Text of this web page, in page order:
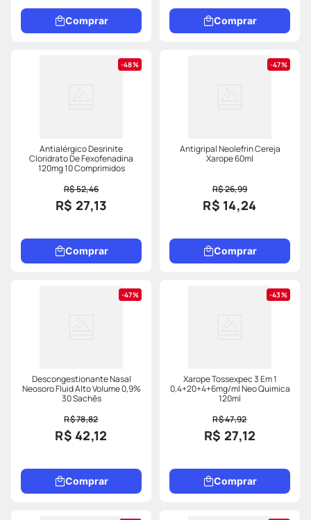
Comprar Comprar
48%
Antialérgico Desrinite
Cloridrato De Fexofenadina
120mg 10 Comprimidos
R$ 52,46
R$ 27,13
Comprar
47%
Antigripal Neolefrin Cereja
Xarope 60ml
R$ 26,99
R$ 14,24
Comprar
47%
Descongestionante Nasal
Neosoro Fluid Alto Volume 0,9%
30 Sachês
R$ 78,82
R$ 42,12
Comprar
43%
Xarope Tossexpec 3 Em 1
0,4+20+4+6mg/ml Neo Quimica
120ml
R$ 47,92
R$ 27,12
Comprar